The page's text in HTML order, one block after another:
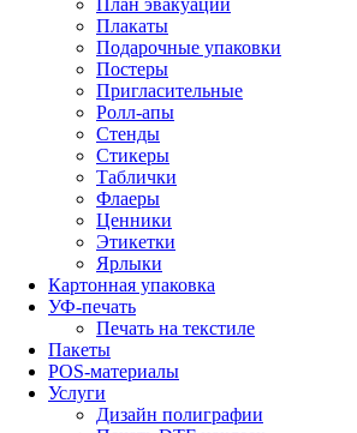
План эвакуации
Плакаты
Подарочные упаковки
Постеры
Пригласительные
Ролл-апы
Стенды
Стикеры
Таблички
Флаеры
Ценники
Этикетки
Ярлыки
Картонная упаковка
УФ-печать
Печать на текстиле
Пакеты
POS-материалы
Услуги
Дизайн полиграфии